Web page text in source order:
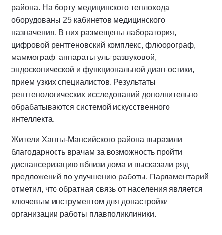
района. На борту медицинского теплохода
оборудованы 25 кабинетов медицинского
назначения. В них размещены лаборатория,
цифровой рентгеновский комплекс, флюорограф,
маммограф, аппараты ультразвуковой,
эндоскопической и функциональной диагностики,
прием узких специалистов. Результаты
рентгенологических исследований дополнительно
обрабатываются системой искусственного
интеллекта.
Жители Ханты-Мансийского района выразили
благодарность врачам за возможность пройти
диспансеризацию вблизи дома и высказали ряд
предложений по улучшению работы. Парламентарий
отметил, что обратная связь от населения является
ключевым инструментом для донастройки
организации работы плавполиклиники.